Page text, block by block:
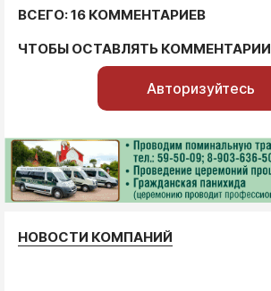
ВСЕГО: 16 КОММЕНТАРИЕВ
ЧТОБЫ ОСТАВЛЯТЬ КОММЕНТАРИИ
Авторизуйтесь
НОВОСТИ КОМПАНИЙ